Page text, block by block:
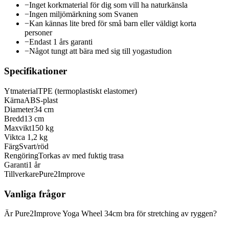
−Inget korkmaterial för dig som vill ha naturkänsla
−Ingen miljömärkning som Svanen
−Kan kännas lite bred för små barn eller väldigt korta
personer
−Endast 1 års garanti
−Något tungt att bära med sig till yogastudion
Specifikationer
YtmaterialTPE (termoplastiskt elastomer)
KärnaABS-plast
Diameter34 cm
Bredd13 cm
Maxvikt150 kg
Viktca 1,2 kg
FärgSvart/röd
RengöringTorkas av med fuktig trasa
Garanti1 år
TillverkarePure2Improve
Vanliga frågor
Är Pure2Improve Yoga Wheel 34cm bra för stretching av ryggen?